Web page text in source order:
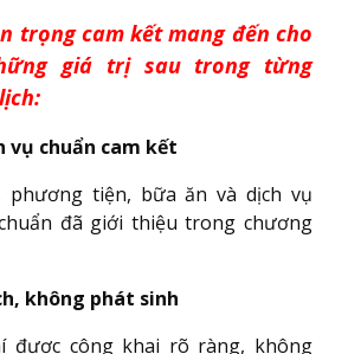
trọng cam kết mang đến cho
giá trị sau trong từng
vụ chuẩn cam kết
phương tiện, bữa ăn và dịch vụ
đã giới thiệu trong chương
không phát sinh
được công khai rõ ràng, không